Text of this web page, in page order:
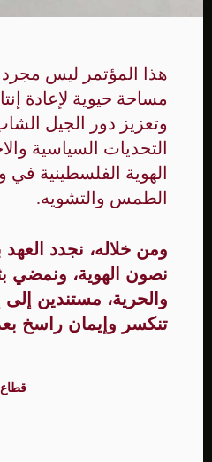
هذا المؤتمر ليس
مساحة حيوية لإعادة
وتعزيز دور الجيل
التحديات السياسية
الهوية الفلسطينية
الطمس والتشويه.
ومن خلاله، نجدد العهد
نصون الهوية، ونمضي
والحرية، مستندين إلى
تنكسر وإيمان راسخ
قطاع